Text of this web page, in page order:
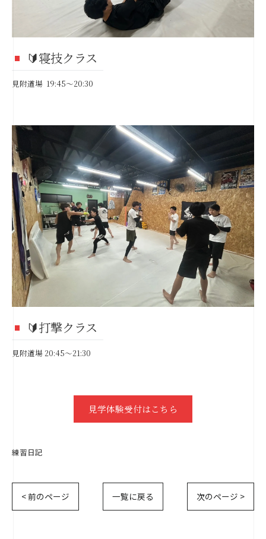
🔰寝技クラス
見附道場 19:45〜20:30
🔰打撃クラス
見附道場 20:45〜21:30
見学体験受付はこちら
練習日記
< 前のページ 一覧に戻る 次のページ >